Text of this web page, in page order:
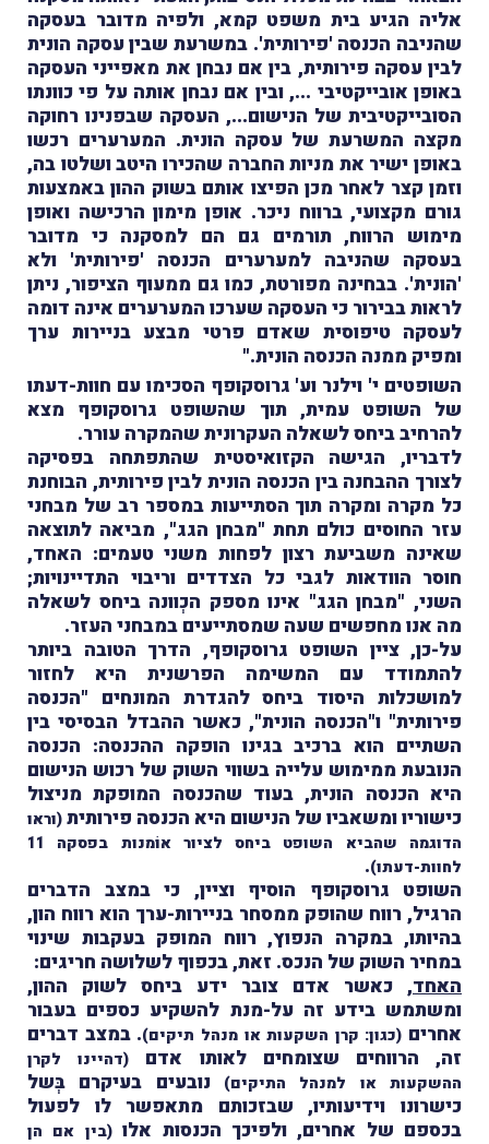
אליה הגיע בית משפט קמא, ולפיה מדובר בעסקה
שהניבה הכנסה 'פירותית'. במשרעת שבין עסקה הונית
לבין עסקה פירותית, בין אם נבחן את מאפייני העסקה
באופן אובייקטיבי ..., ובין אם נבחן אותה על פי כוונתו
הסובייקטיבית של הנישום..., העסקה שבפנינו רחוקה
מקצה המשרעת של עסקה הונית. המערערים רכשו
באופן ישיר את מניות החברה שהכירו היטב ושלטו בה,
וזמן קצר לאחר מכן הפיצו אותם בשוק ההון באמצעות
גורם מקצועי, ברווח ניכר. אופן מימון הרכישה ואופן
מימוש הרווח, תורמים גם הם למסקנה כי מדובר
בעסקה שהניבה למערערים הכנסה 'פירותית' ולא
'הונית'. בבחינה מפורטת, כמו גם ממעוף הציפור, ניתן
לראות בבירור כי העסקה שערכו המערערים אינה דומה
לעסקה טיפוסית שאדם פרטי מבצע בניירות ערך
ומפיק ממנה הכנסה הונית."
השופטים י' וילנר וע' גרוסקופף הסכימו עם חוות-דעתו
של השופט עמית, תוך שהשופט גרוסקופף מצא
להרחיב ביחס לשאלה העקרונית שהמקרה עורר.
לדבריו, הגישה הקזואיסטית שהתפתחה בפסיקה
לצורך ההבחנה בין הכנסה הונית לבין פירותית, הבוחנת
כל מקרה ומקרה תוך הסתייעות במספר רב של מבחני
עזר החוסים כולם תחת "מבחן הגג", מביאה לתוצאה
שאינה משביעת רצון לפחות משני טעמים: האחד,
חוסר הוודאות לגבי כל הצדדים וריבוי התדיינויות;
השני, "מבחן הגג" אינו מספק הכְוונה ביחס לשאלה
מה אנו מחפשים שעה שמסתייעים במבחני העזר.
על-כן, ציין השופט גרוסקופף, הדרך הטובה ביותר
להתמודד עם המשימה הפרשנית היא לחזור
למושכלות היסוד ביחס להגדרת המונחים "הכנסה
פירותית" ו"הכנסה הונית", כאשר ההבדל הבסיסי בין
השתיים הוא ברכיב בגינו הופקה ההכנסה: הכנסה
הנובעת ממימוש עלייה בשווי השוק של רכוש הנישום
היא הכנסה הונית, בעוד שהכנסה המופקת מניצול
כישוריו ומשאביו של הנישום היא הכנסה פירותית(וראו
הדוגמה שהביא השופט ביחס לציור אוֹמנות בפסקה 11
לחוות-דעתו).
השופט גרוסקופף הוסיף וציין, כי במצב הדברים
הרגיל, רווח שהופק ממסחר בניירות-ערך הוא רווח הון,
בהיותו, במקרה הנפוץ, רווח המופק בעקבות שינוי
במחיר השוק של הנכס. זאת, בכפוף לשלושה חריגים:
האחד, כאשר אדם צובר ידע ביחס לשוק ההון,
ומשתמש בידע זה על-מנת להשקיע כספים בעבור
אחרים (כגון: קרן השקעות או מנהל תיקים). במצב דברים
זה, הרווחים שצומחים לאותו אדם
(דהיינו לקרן
ההשקעות או למנהל התיקים)
נובעים בעיקרם בְּשל
כישרונו וידיעותיו, שבזכותם מתאפשר לו לפעול
בכספם של אחרים, ולפיכך הכנסות אלו(בין אם הן